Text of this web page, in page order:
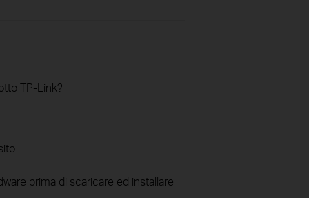
TP-Link?
prima di scaricare ed installare